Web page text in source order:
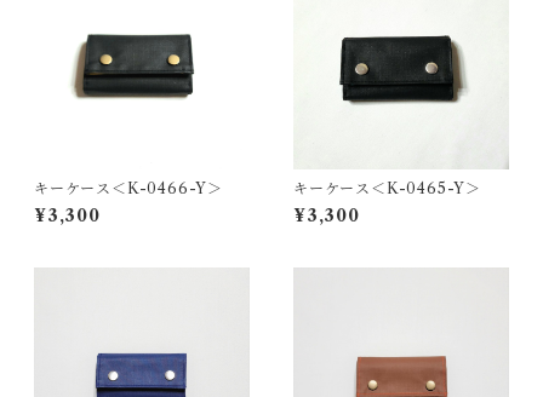
キーケース＜K-0466-Y＞
¥3,300
キーケース＜K-0465-Y＞
¥3,300